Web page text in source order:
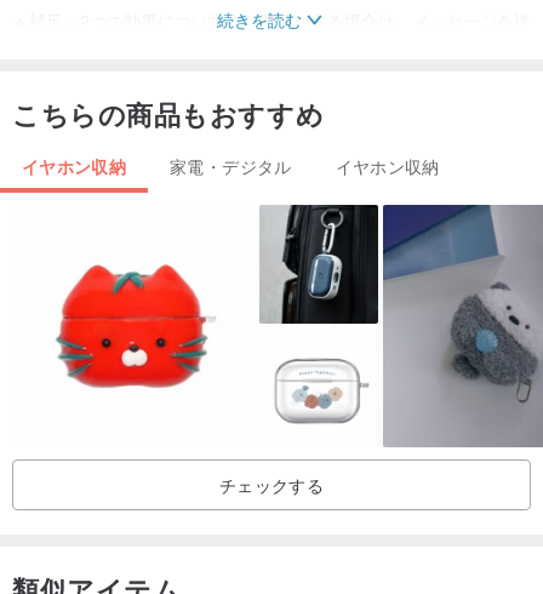
🔸補足：2つの効果についてまだ質問がある場合は、メッセージを送
◎ハードシェルイヤホン保護カバーの材質
AirPods Pro / AirPods保護ケースは、柔軟で耐久性のある硬質プラ
スチック（ポリカーボネート）でできており、AirPods Pro /
AirPodsの取り付けおよび分解時にある程度の柔軟性を提供します。
パターンは、耐久性があり、色あせしにくい耐固形インクで印刷さ
れています。
◎ハードシェルイヤホン保護カバーのデザインの特徴
●偶発的な落下や衝撃による損傷を防ぐ360°の包括的な保護カバー
●正確な構造、予約済みの充電穴、保護カバーを外さずに充電できま
す
●キーボタン穴デザインを搭載
続きを読む
こちらの商品もおすすめ
イヤホン収納 家電・デジタル イヤホン収納
チェックする